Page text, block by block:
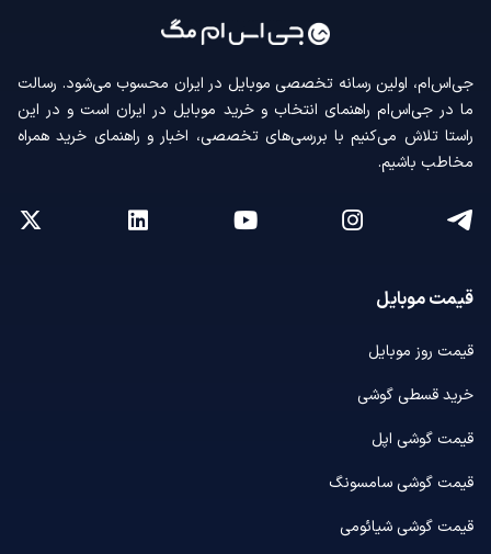
جی‌اس‌ام، اولین رسانه‌ تخصصی موبایل در ایران محسوب می‌شود. رسالت
ما در جی‌اس‌ام راهنمای انتخاب و خرید موبایل در ایران است و در این
راستا تلاش می‌کنیم با بررسی‌های تخصصی، اخبار و راهنمای خرید همراه
مخاطب باشیم.
قیمت موبایل
قیمت روز موبایل
خرید قسطی گوشی
قیمت گوشی اپل
قیمت گوشی سامسونگ
قیمت گوشی شیائومی